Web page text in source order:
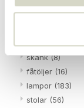
Banker(45)
Dekoration(82)
skänk(8)
fåtöljer (16)
lampor (183)
stolar (56)